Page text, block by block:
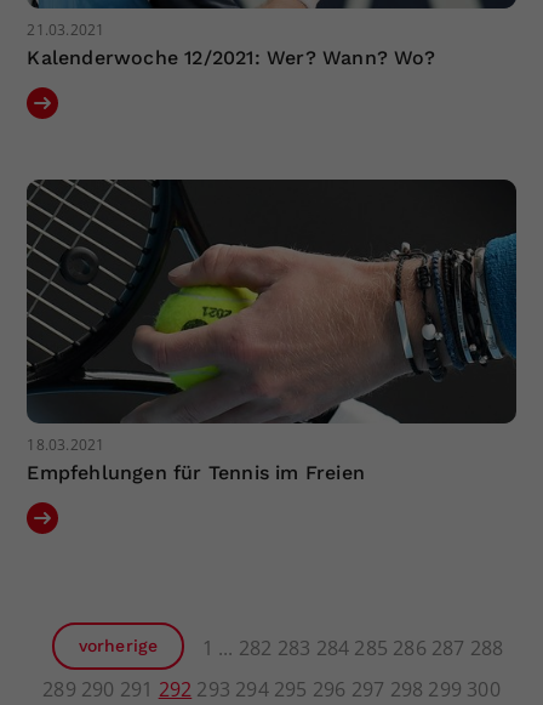
21.03.2021
Kalenderwoche 12/2021: Wer? Wann? Wo?
18.03.2021
Empfehlungen für Tennis im Freien
vorherige 1 282 283 284 285 286 287 288
289 290 291 292 293 294 295 296 297 298 299 300